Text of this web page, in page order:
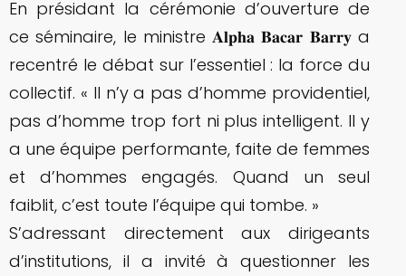
En présidant la cérémonie d’ouverture de
ce séminaire, le ministre 𝐀𝐥𝐩𝐡𝐚 𝐁𝐚𝐜𝐚𝐫 𝐁𝐚𝐫𝐫𝐲 a
recentré le débat sur l’essentiel : la force du
collectif. « Il n’y a pas d’homme providentiel,
pas d’homme trop fort ni plus intelligent. Il y
a une équipe performante, faite de femmes
et d’hommes engagés. Quand un seul
faiblit, c’est toute l’équipe qui tombe. »
S’adressant directement aux dirigeants
d’institutions, il a invité à questionner les